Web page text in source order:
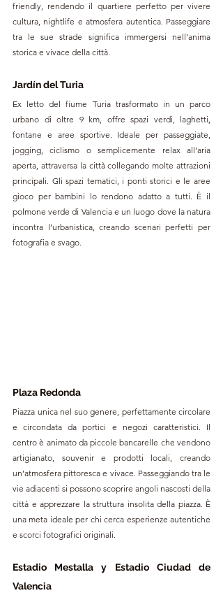
friendly, rendendo il quartiere perfetto per vivere
cultura, nightlife e atmosfera autentica. Passeggiare
tra le sue strade significa immergersi nell’anima
storica e vivace della città.
Jardín del Turia
Ex letto del fiume Turia trasformato in un parco
urbano di oltre 9 km, offre spazi verdi, laghetti,
fontane e aree sportive. Ideale per passeggiate,
jogging, ciclismo o semplicemente relax all’aria
aperta, attraversa la città collegando molte attrazioni
principali. Gli spazi tematici, i ponti storici e le aree
gioco per bambini lo rendono adatto a tutti. È il
polmone verde di Valencia e un luogo dove la natura
incontra l’urbanistica, creando scenari perfetti per
fotografia e svago.
Plaza Redonda
Piazza unica nel suo genere, perfettamente circolare
e circondata da portici e negozi caratteristici. Il
centro è animato da piccole bancarelle che vendono
artigianato, souvenir e prodotti locali, creando
un’atmosfera pittoresca e vivace. Passeggiando tra le
vie adiacenti si possono scoprire angoli nascosti della
città e apprezzare la struttura insolita della piazza. È
una meta ideale per chi cerca esperienze autentiche
e scorci fotografici originali.
Estadio Mestalla y Estadio Ciudad de
Valencia